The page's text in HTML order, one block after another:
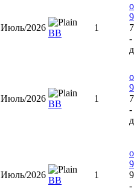
Июль/2026
BB
1
-
Июль/2026
ВВ
1
-
Июль/2026
ВВ
1
-